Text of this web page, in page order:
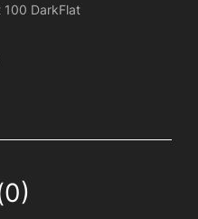
DarkFlat